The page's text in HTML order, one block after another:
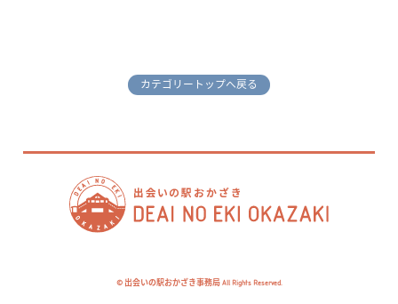
カテゴリートップへ戻る
© 出会いの駅おかざき事務局 All Rights Reserved.